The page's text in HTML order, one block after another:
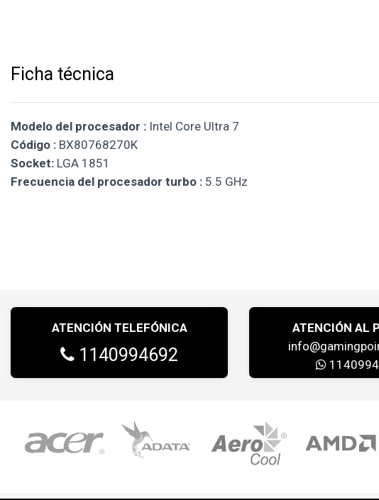
Ficha técnica
Modelo del procesador : Intel Core Ultra 7
Código : BX80768270K
Socket: LGA 1851
Frecuencia del procesador turbo : 5.5 GHz
ATENCIÓN TELEFÓNICA
1140994692
ATENCIÓN AL